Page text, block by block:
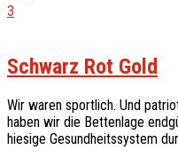
3
Schwarz Rot Gold
Wir waren sportlich. Und
haben wir die Bettenlage
hiesige Gesundheitssystem